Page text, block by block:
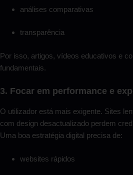
análises comparativas
transparência
Por isso, artigos, vídeos educativos e
fundamentais.
3. Focar em performance e
O utilizador está mais exigente. Sites
com design desactualizado perdem
Uma boa estratégia digital precisa de:
websites rápidos